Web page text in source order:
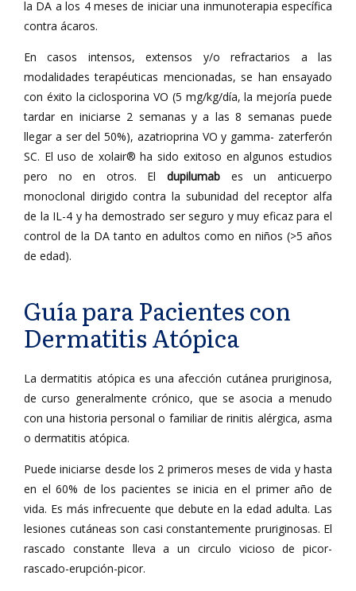
la DA a los 4 meses de iniciar una inmunoterapia específica
contra ácaros.
En casos intensos, extensos y/o refractarios a las
modalidades terapéuticas mencionadas, se han ensayado
con éxito la ciclosporina VO (5 mg/kg/día, la mejoría puede
tardar en iniciarse 2 semanas y a las 8 semanas puede
llegar a ser del 50%), azatrioprina VO y gamma- zaterferón
SC. El uso de xolair® ha sido exitoso en algunos estudios
pero no en otros. El dupilumab es un anticuerpo
monoclonal dirigido contra la subunidad del receptor alfa
de la IL-4 y ha demostrado ser seguro y muy eficaz para el
control de la DA tanto en adultos como en niños (>5 años
de edad).
Guía para Pacientes con
Dermatitis Atópica
La dermatitis atópica es una afección cutánea pruriginosa,
de curso generalmente crónico, que se asocia a menudo
con una historia personal o familiar de rinitis alérgica, asma
o dermatitis atópica.
Puede iniciarse desde los 2 primeros meses de vida y hasta
en el 60% de los pacientes se inicia en el primer año de
vida. Es más infrecuente que debute en la edad adulta. Las
lesiones cutáneas son casi constantemente pruriginosas. El
rascado constante lleva a un circulo vicioso de picor-
rascado-erupción-picor.